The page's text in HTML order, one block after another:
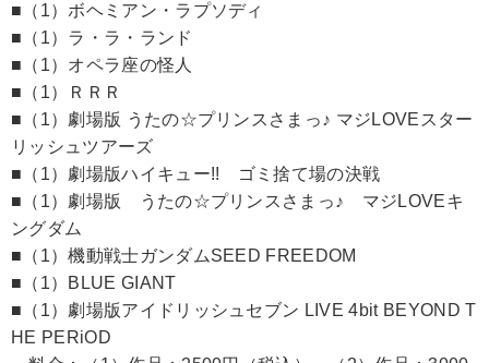
■（1）ボヘミアン・ラプソディ
■（1）ラ・ラ・ランド
■（1）オペラ座の怪人
■（1）ＲＲＲ
■（1）劇場版 うたの☆プリンスさまっ♪ マジLOVEスター
リッシュツアーズ
■（1）劇場版ハイキュー!! ゴミ捨て場の決戦
■（1）劇場版 うたの☆プリンスさまっ♪ マジLOVEキ
ングダム
■（1）機動戦士ガンダムSEED FREEDOM
■（1）BLUE GIANT
■（1）劇場版アイドリッシュセブン LIVE 4bit BEYOND T
HE PERiOD